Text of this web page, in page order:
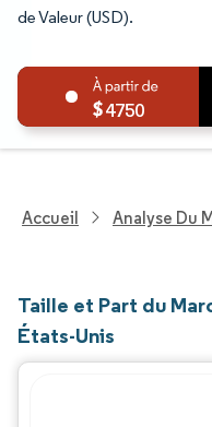
de Valeur (USD).
4750
Accueil Analyse Du
Taille et Part du
États-Unis